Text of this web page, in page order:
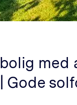
med
Gode